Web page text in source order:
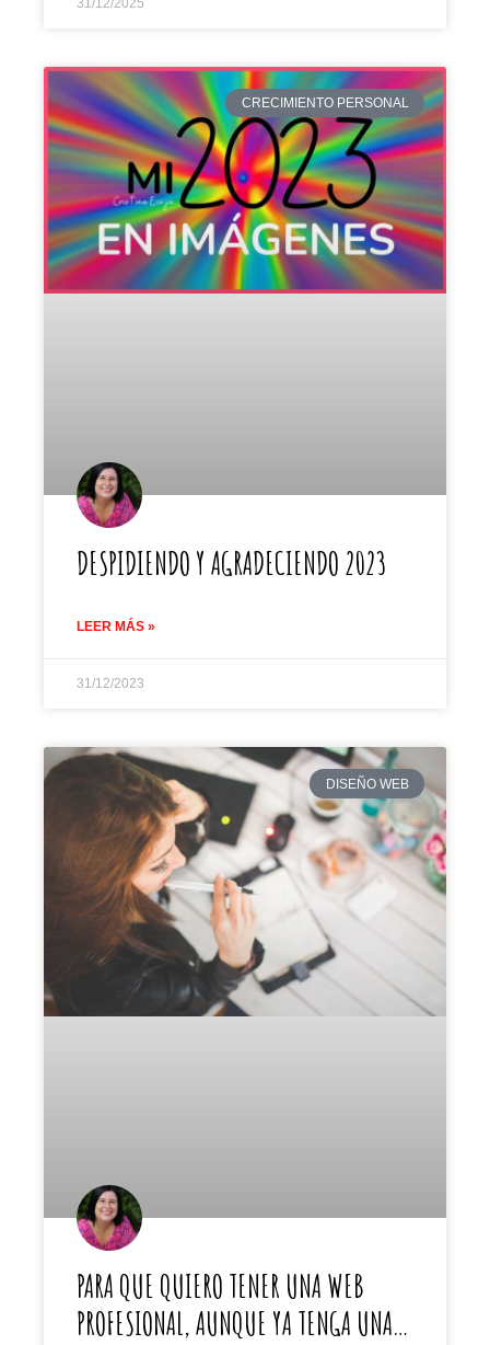
31/12/2025
CRECIMIENTO PERSONAL
DESPIDIENDO Y AGRADECIENDO 2023
LEER MÁS »
31/12/2023
DISEÑO WEB
PARA QUE QUIERO TENER UNA WEB
PROFESIONAL, AUNQUE YA TENGA UNA…